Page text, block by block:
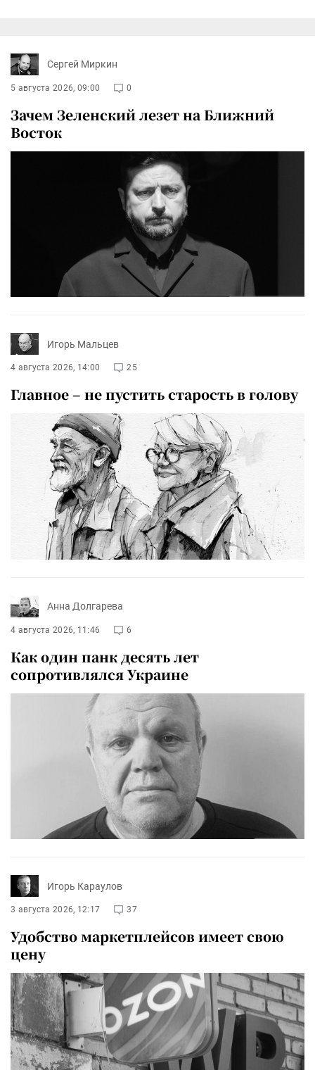
Сергей Миркин
5 августа 2026, 09:00 0
Зачем Зеленский лезет на Ближний
Восток
Игорь Мальцев
4 августа 2026, 14:00 25
Главное – не пустить старость в голову
Анна Долгарева
4 августа 2026, 11:46 6
Как один панк десять лет
сопротивлялся Украине
Игорь Караулов
3 августа 2026, 12:17 37
Удобство маркетплейсов имеет свою
цену